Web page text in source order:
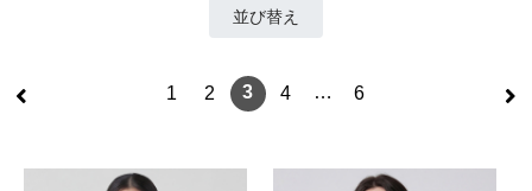
並び替え
< >
1 2 3 4 … 6